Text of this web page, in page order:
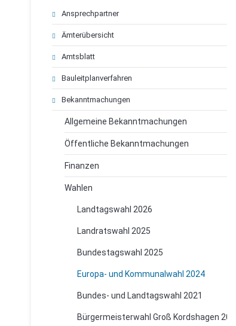
Navigation
überspringen
Ansprechpartner
Ämterübersicht
Amtsblatt
Bauleitplanverfahren
Bekanntmachungen
Allgemeine Bekanntmachungen
Öffentliche Bekanntmachungen
Finanzen
Wahlen
Landtagswahl 2026
Landratswahl 2025
Bundestagswahl 2025
Europa- und Kommunalwahl 2024
Bundes- und Landtagswahl 2021
Bürgermeisterwahl Groß Kordshagen 2020